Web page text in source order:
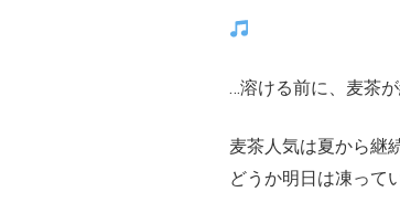
…溶ける前に、麦茶
麦茶人気は夏から継
どうか明日は凍って